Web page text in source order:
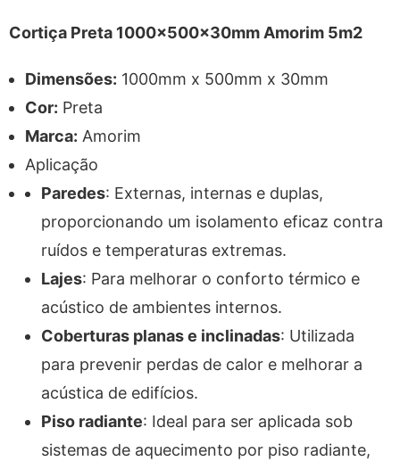
Cortiça Preta 1000x500x30mm Amorim 5m2
Dimensões: 1000mm x 500mm x 30mm
Cor: Preta
Marca: Amorim
Aplicação
Paredes: Externas, internas e duplas,
proporcionando um isolamento eficaz contra
ruídos e temperaturas extremas.
Lajes: Para melhorar o conforto térmico e
acústico de ambientes internos.
Coberturas planas e inclinadas: Utilizada
para prevenir perdas de calor e melhorar a
acústica de edifícios.
Piso radiante: Ideal para ser aplicada sob
sistemas de aquecimento por piso radiante,